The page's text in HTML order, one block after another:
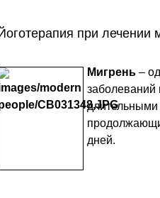
при лечении
Мигрень –
длительными
дней.